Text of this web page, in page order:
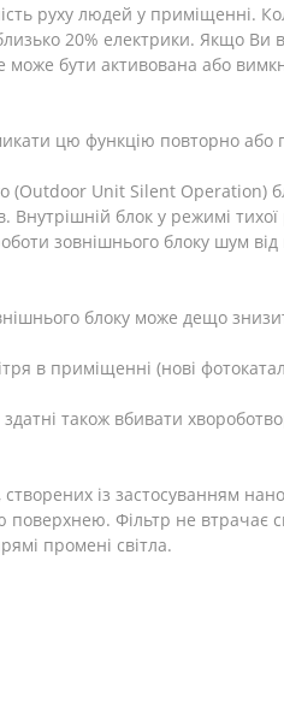
руху людей у ​​приміщенні.
20% електрики. Якщо
бути активована або
цю функцію повторно або
Unit Silent Operation)
блок у режимі
зовнішнього блоку шум
блоку може дещо
в приміщенні (нові
також вбивати
із застосуванням
Фільтр не втрачає
промені світла.